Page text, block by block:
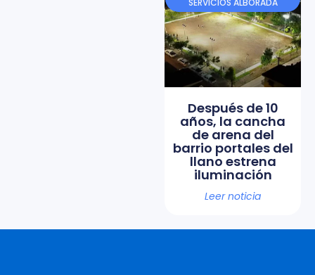
SERVICIOS ALBORADA
Después de 10
años, la cancha
de arena del
barrio portales del
llano estrena
iluminación
Leer noticia